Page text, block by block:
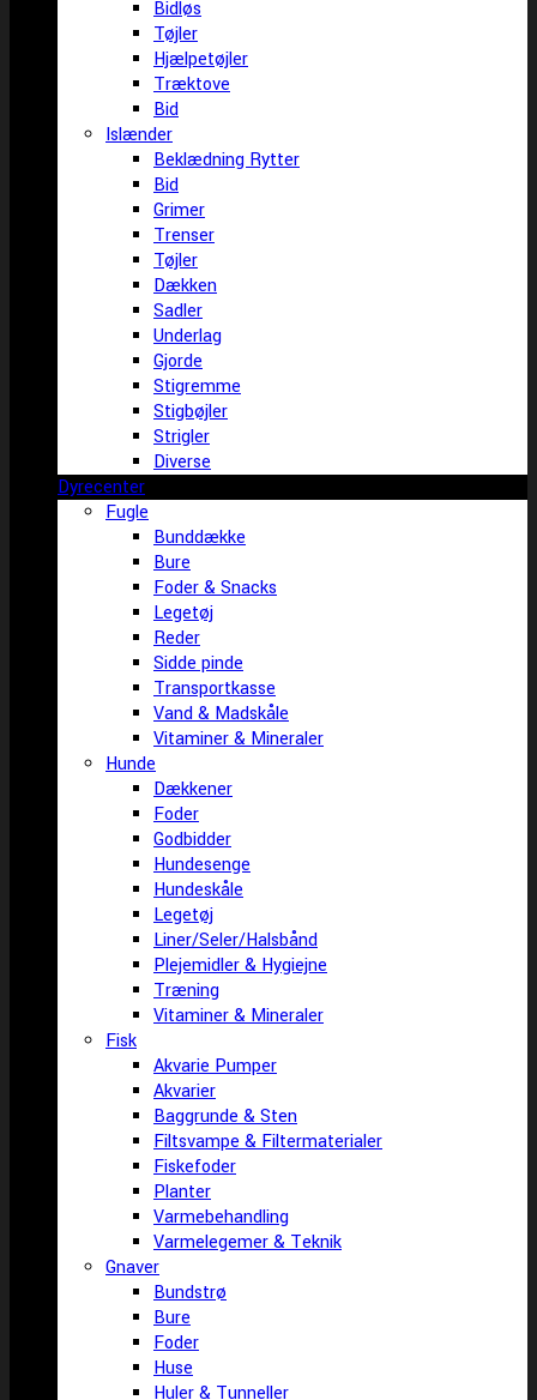
Bidløs
Tøjler
Hjælpetøjler
Træktove
Bid
Islænder
Beklædning Rytter
Bid
Grimer
Trenser
Tøjler
Dækken
Sadler
Underlag
Gjorde
Stigremme
Stigbøjler
Strigler
Diverse
Dyrecenter
Fugle
Bunddække
Bure
Foder & Snacks
Legetøj
Reder
Sidde pinde
Transportkasse
Vand & Madskåle
Vitaminer & Mineraler
Hunde
Dækkener
Foder
Godbidder
Hundesenge
Hundeskåle
Legetøj
Liner/Seler/Halsbånd
Plejemidler & Hygiejne
Træning
Vitaminer & Mineraler
Fisk
Akvarie Pumper
Akvarier
Baggrunde & Sten
Filtsvampe & Filtermaterialer
Fiskefoder
Planter
Varmebehandling
Varmelegemer & Teknik
Gnaver
Bundstrø
Bure
Foder
Huse
Huler & Tunneller